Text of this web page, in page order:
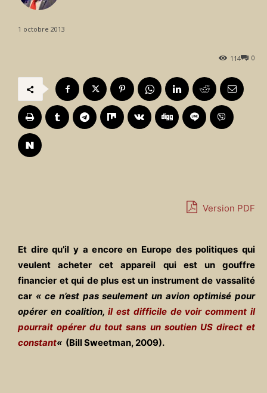
1 octobre 2013
0
114
Version PDF
Et dire qu’il y a encore en Europe des politiques qui
veulent acheter cet appareil qui est un gouffre
financier et qui de plus est un instrument de vassalité
car « ce n’est pas seulement un avion optimisé pour
opérer en coalition,il est difficile de voir comment il
pourrait opérer du tout sans un soutien US direct et
constant« (Bill Sweetman, 2009).